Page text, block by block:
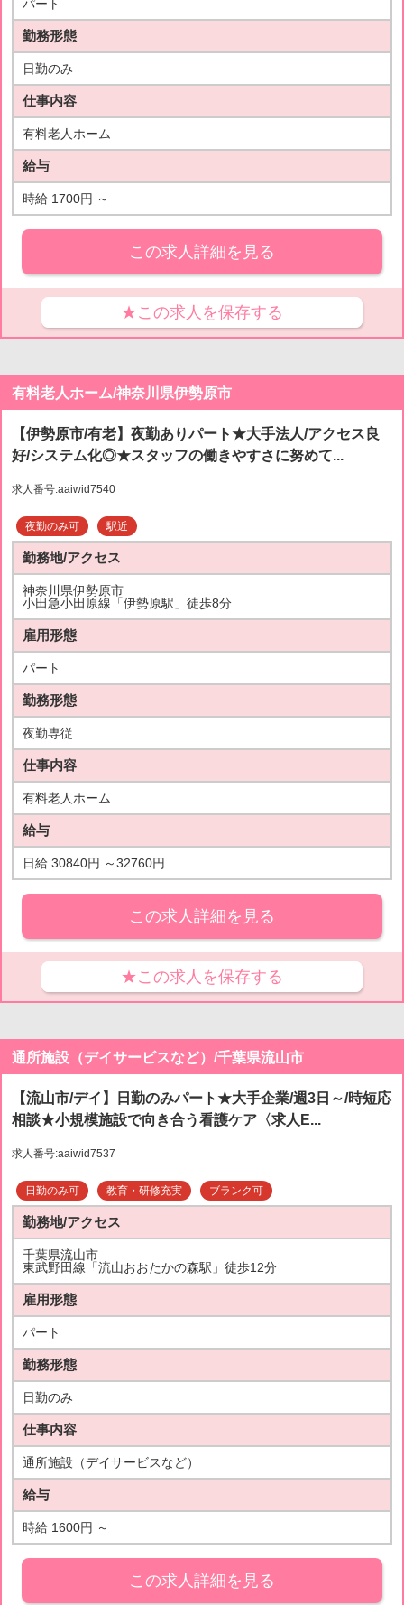
パート
勤務形態
日勤のみ
仕事内容
有料老人ホーム
給与
時給 1700円 ～
この求人詳細を見る
★この求人を保存する
有料老人ホーム/神奈川県伊勢原市
【伊勢原市/有老】夜勤ありパート★大手法人/アクセス良
好/システム化◎★スタッフの働きやすさに努めて...
求人番号:aaiwid7540
夜勤のみ可 駅近
勤務地/アクセス
神奈川県伊勢原市
小田急小田原線「伊勢原駅」徒歩8分
雇用形態
パート
勤務形態
夜勤専従
仕事内容
有料老人ホーム
給与
日給 30840円 ～32760円
この求人詳細を見る
★この求人を保存する
通所施設（デイサービスなど）/千葉県流山市
【流山市/デイ】日勤のみパート★大手企業/週3日～/時短応
相談★小規模施設で向き合う看護ケア〈求人E...
求人番号:aaiwid7537
日勤のみ可 教育・研修充実 ブランク可
勤務地/アクセス
千葉県流山市
東武野田線「流山おおたかの森駅」徒歩12分
雇用形態
パート
勤務形態
日勤のみ
仕事内容
通所施設（デイサービスなど）
給与
時給 1600円 ～
この求人詳細を見る